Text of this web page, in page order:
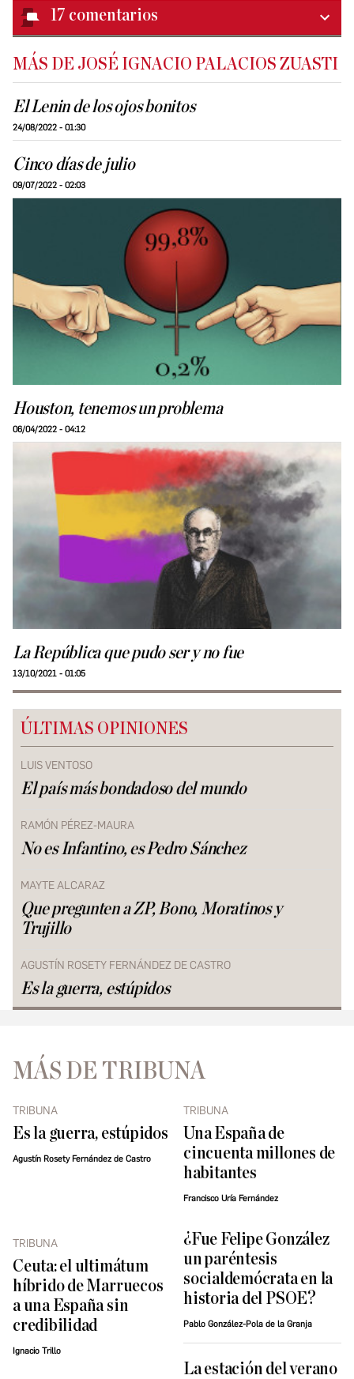
17 comentarios
MÁS DE JOSÉ IGNACIO PALACIOS ZUASTI
El Lenin de los ojos bonitos
24/08/2022 - 01:30
Cinco días de julio
09/07/2022 - 02:03
Houston, tenemos un problema
06/04/2022 - 04:12
La República que pudo ser y no fue
13/10/2021 - 01:05
ÚLTIMAS OPINIONES
LUIS VENTOSO
El país más bondadoso del mundo
RAMÓN PÉREZ-MAURA
No es Infantino, es Pedro Sánchez
MAYTE ALCARAZ
Que pregunten a ZP, Bono, Moratinos y
Trujillo
AGUSTÍN ROSETY FERNÁNDEZ DE CASTRO
Es la guerra, estúpidos
MÁS DE TRIBUNA
TRIBUNA
Es la guerra, estúpidos
Agustín Rosety Fernández de Castro
TRIBUNA
Una España de
cincuenta millones de
habitantes
Francisco Uría Fernández
TRIBUNA
Ceuta: el ultimátum
híbrido de Marruecos
a una España sin
credibilidad
Ignacio Trillo
¿Fue Felipe González
un paréntesis
socialdemócrata en la
historia del PSOE?
Pablo González-Pola de la Granja
La estación del verano